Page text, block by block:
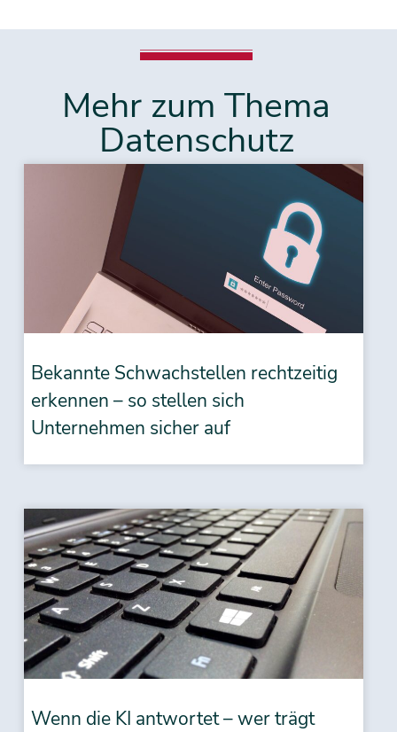
Mehr zum Thema
Datenschutz
Bekannte Schwachstellen rechtzeitig
erkennen – so stellen sich
Unternehmen sicher auf
Wenn die KI antwortet – wer trägt